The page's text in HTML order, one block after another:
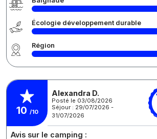
Écologie développement durable
Région
10 /10
Alexandra D.
Posté le 03/08/2026
Séjour : 29/07/2026 -
31/07/2026
Avis sur le camping :